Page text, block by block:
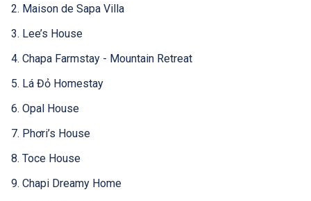
2. Maison de Sapa Villa
3. Lee’s House
4. Chapa Farmstay - Mountain Retreat
5. Lá Đỏ Homestay
6. Opal House
7. Phơri’s House
8. Toce House
9. Chapi Dreamy Home